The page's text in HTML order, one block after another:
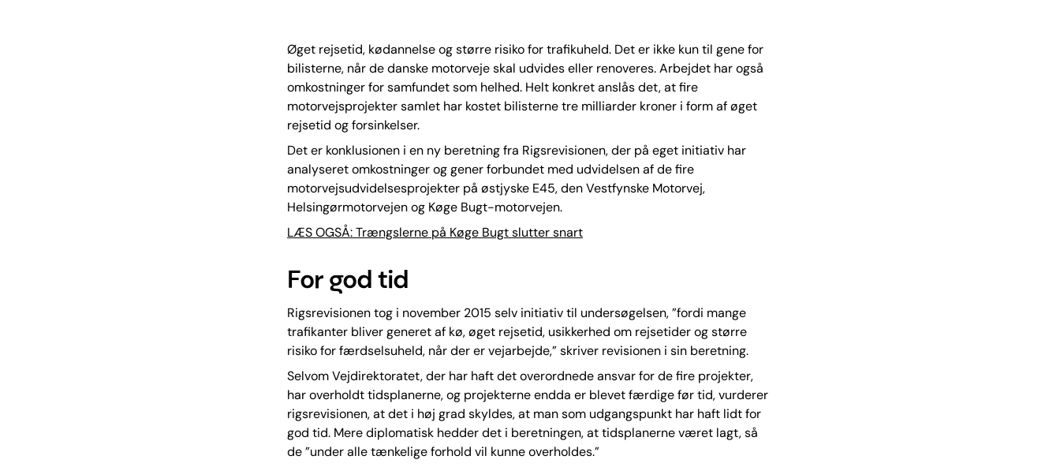
Øget rejsetid, kødannelse og større risiko for trafikuheld. Det er ikke kun til gene for
bilisterne, når de danske motorveje skal udvides eller renoveres. Arbejdet har også
omkostninger for samfundet som helhed. Helt konkret anslås det, at fire
motorvejsprojekter samlet har kostet bilisterne tre milliarder kroner i form af øget
rejsetid og forsinkelser.
Det er konklusionen i en ny beretning fra Rigsrevisionen, der på eget initiativ har
analyseret omkostninger og gener forbundet med udvidelsen af de fire
motorvejsudvidelsesprojekter på østjyske E45, den Vestfynske Motorvej,
Helsingørmotorvejen og Køge Bugt-motorvejen.
LÆS OGSÅ: Trængslerne på Køge Bugt slutter snart
For god tid
Rigsrevisionen tog i november 2015 selv initiativ til undersøgelsen, ”fordi mange
trafikanter bliver generet af kø, øget rejsetid, usikkerhed om rejsetider og større
risiko for færdselsuheld, når der er vejarbejde,” skriver revisionen i sin beretning.
Selvom Vejdirektoratet, der har haft det overordnede ansvar for de fire projekter,
har overholdt tidsplanerne, og projekterne endda er blevet færdige før tid, vurderer
rigsrevisionen, at det i høj grad skyldes, at man som udgangspunkt har haft lidt for
god tid. Mere diplomatisk hedder det i beretningen, at tidsplanerne været lagt, så
de ”under alle tænkelige forhold vil kunne overholdes.”